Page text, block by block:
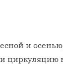
и
циркуляцию